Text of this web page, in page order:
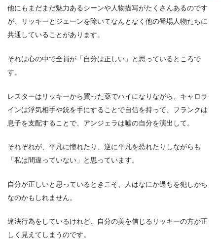
他にもまだまだ魅力あるシーンや人物描写がたくさんあるのです
が、リッキーとジェーンを除いてなんとなく他の登場人物たちに
共通していることがあります。
それは心の中で全員が「自分は正しい」と思っているところで
す。
レスターはリッキーから買った薬でハイになりながら、キャロラ
インは浮気相手や銃を手にすることで自信を持って、フランクは
息子を支配することで、アンジェラは嘘の自分を演出して。
それぞれが、平凡に憧れたり、逆に平凡を恐れたりしながらも
「私は間違っていない」と思っています。
自分が正しいと思っているときこそ、人はなにか過ちを犯しがち
なのかもしれません。
違法行為をしているけれど、自分の美を信じるリッキーの方が正
しく見えてしまうのです。